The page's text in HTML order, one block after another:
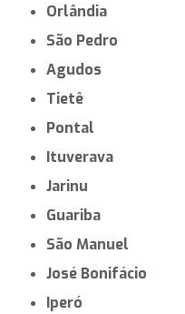
Orlândia
São Pedro
Agudos
Tietê
Pontal
Ituverava
Jarinu
Guariba
São Manuel
José Bonifácio
Iperó